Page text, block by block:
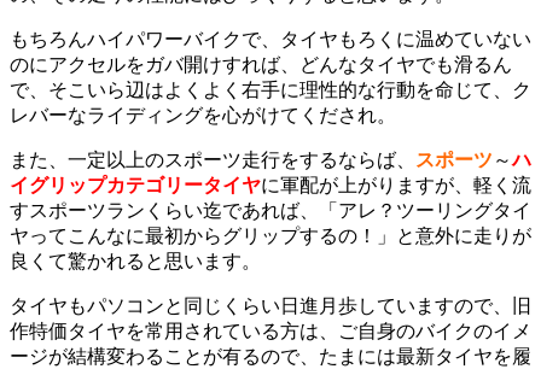
もちろんハイパワーバイクで、タイヤもろくに温めていない
のにアクセルをガバ開けすれば、どんなタイヤでも滑るん
で、そこいら辺はよくよく右手に理性的な行動を命じて、ク
レバーなライディングを心がけてくだされ。
また、一定以上のスポーツ走行をするならば、 スポーツ ～ハ
イグリップカテゴリータイヤに軍配が上がりますが、軽く流
すスポーツランくらい迄であれば、「アレ？ツーリングタイ
ヤってこんなに最初からグリップするの！」と意外に走りが
良くて驚かれると思います。
タイヤもパソコンと同じくらい日進月歩していますので、旧
作特価タイヤを常用されている方は、ご自身のバイクのイメ
ージが結構変わることが有るので、たまには最新タイヤを履